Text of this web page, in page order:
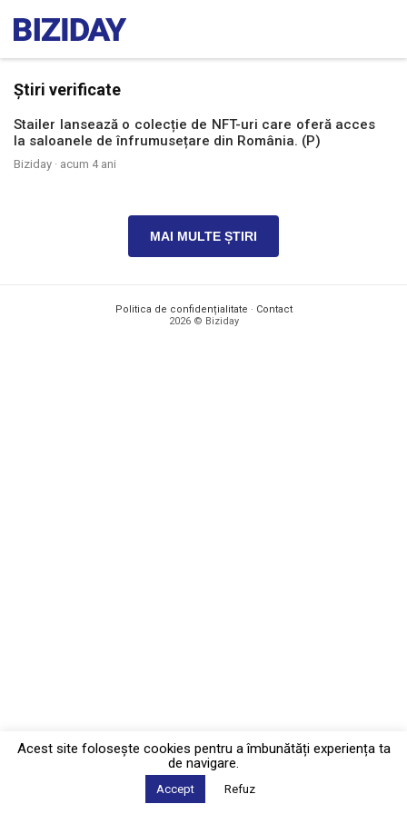
Știri verificate
Stailer lansează o colecție de NFT-uri care oferă acces
la saloanele de înfrumusețare din România. (P)
Biziday · acum 4 ani
MAI MULTE ȘTIRI
Politica de confidențialitate · Contact
2026 © Biziday
Acest site foloseşte cookies pentru a îmbunătăți experiența ta
de navigare.
Accept Refuz